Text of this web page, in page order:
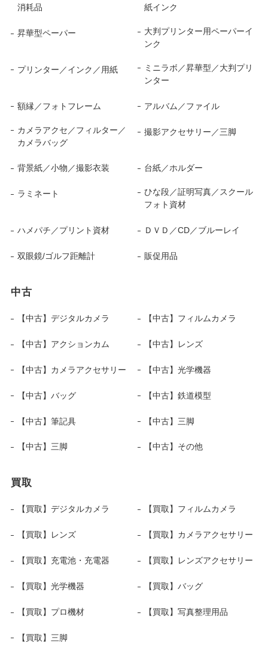
消耗品
紙インク
昇華型ペーパー
大判プリンター用ペーパーイ
ンク
プリンター／インク／用紙
ミニラボ／昇華型／大判プリ
ンター
額縁／フォトフレーム アルバム／ファイル
カメラアクセ／フィルター／
カメラバッグ
撮影アクセサリー／三脚
背景紙／小物／撮影衣装 台紙／ホルダー
ラミネート
ひな段／証明写真／スクール
フォト資材
ハメパチ／プリント資材 ＤＶＤ／CD／ブルーレイ
双眼鏡/ゴルフ距離計 販促用品
中古
【中古】デジタルカメラ 【中古】フィルムカメラ
【中古】アクションカム 【中古】レンズ
【中古】カメラアクセサリー 【中古】光学機器
【中古】バッグ 【中古】鉄道模型
【中古】筆記具 【中古】三脚
【中古】三脚 【中古】その他
買取
【買取】デジタルカメラ 【買取】フィルムカメラ
【買取】レンズ 【買取】カメラアクセサリー
【買取】充電池・充電器 【買取】レンズアクセサリー
【買取】光学機器 【買取】バッグ
【買取】プロ機材 【買取】写真整理用品
【買取】三脚